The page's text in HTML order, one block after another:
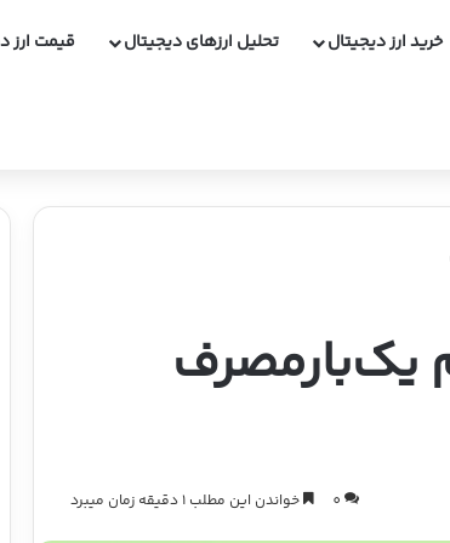
خرید ارز دیجیتال تحلیل ارزهای دیجیتال قیمت ارز
یک‌بارمصرف
0 خواندن این مطلب 1 دقیقه زمان میبرد